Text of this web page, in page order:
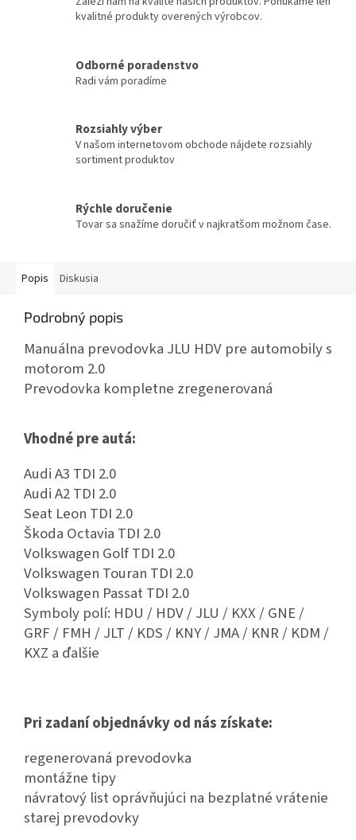
kvalitné produkty overených výrobcov.
Odborné poradenstvo
Radi vám poradíme
Rozsiahly výber
V našom internetovom obchode nájdete rozsiahly
sortiment produktov
Rýchle doručenie
Tovar sa snažíme doručiť v najkratšom možnom čase.
Popis Diskusia
Podrobný popis
Manuálna prevodovka JLU HDV pre automobily s
motorom 2.0
Prevodovka kompletne zregenerovaná
Vhodné pre autá:
Audi A3 TDI 2.0
Audi A2 TDI 2.0
Seat Leon TDI 2.0
Škoda Octavia TDI 2.0
Volkswagen Golf TDI 2.0
Volkswagen Touran TDI 2.0
Volkswagen Passat TDI 2.0
Symboly polí: HDU / HDV / JLU / KXX / GNE /
GRF / FMH / JLT / KDS / KNY / JMA / KNR / KDM /
KXZ a ďalšie
Pri zadaní objednávky od nás získate:
regenerovaná prevodovka
montážne tipy
návratový list oprávňujúci na bezplatné vrátenie
starej prevodovky